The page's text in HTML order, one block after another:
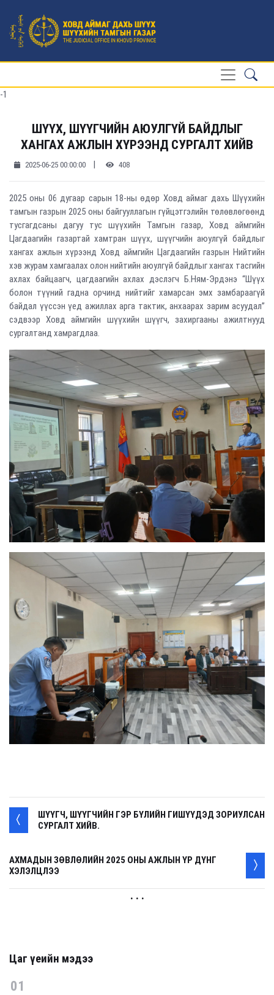
-1
ШҮҮХ, ШҮҮГЧИЙН АЮУЛГҮЙ БАЙДЛЫГ
ХАНГАХ АЖЛЫН ХҮРЭЭНД СУРГАЛТ ХИЙВ
2025-06-25 00:00:00 | 408
2025 оны 06 дугаар сарын 18-ны өдөр Ховд аймаг дахь Шүүхийн
тамгын газрын 2025 оны байгууллагын гүйцэтгэлийн төлөвлөгөөнд
тусгагдсаны дагуу тус шүүхийн Тамгын газар, Ховд аймгийн
Цагдаагийн газартай хамтран шүүх, шүүгчийн аюулгүй байдлыг
хангах ажлын хүрээнд Ховд аймгийн Цагдаагийн газрын Нийтийн
хэв журам хамгаалах олон нийтийн аюулгүй байдлыг хангах тасгийн
ахлах байцаагч, цагдаагийн ахлах дэслэгч Б.Ням-Эрдэнэ “Шүүх
болон түүний гадна орчинд нийтийг хамарсан эмх замбараагүй
байдал үүссэн үед ажиллах арга тактик, анхаарах зарим асуудал”
сэдвээр Ховд аймгийн шүүхийн шүүгч, захиргааны ажилтнууд
сургалтанд хамрагдлаа.
ШҮҮГЧ, ШҮҮГЧИЙН ГЭР БҮЛИЙН ГИШҮҮДЭД ЗОРИУЛСАН
СУРГАЛТ ХИЙВ.
АХМАДЫН ЗӨВЛӨЛИЙН 2025 ОНЫ АЖЛЫН ҮР ДҮНГ
ХЭЛЭЛЦЛЭЭ
. . .
Цаг үеийн мэдээ
01